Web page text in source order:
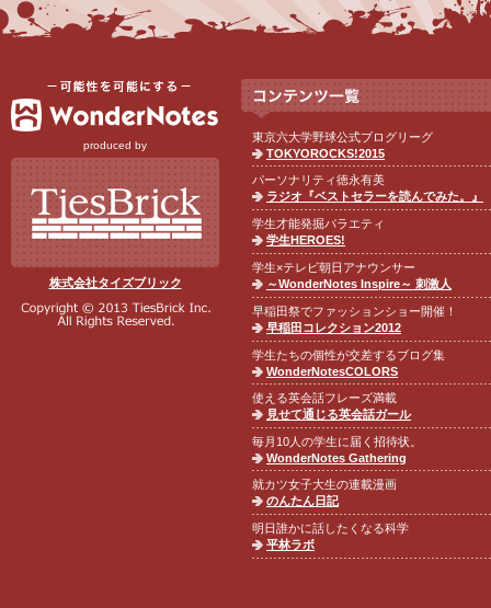
produced by
株式会社タイズブリック
東京六大学野球公式ブログリーグ
TOKYOROCKS!2015
パーソナリティ徳永有美
ラジオ『ベストセラーを読んでみた。』
学生才能発掘バラエティ
学生HEROES!
学生×テレビ朝日アナウンサー
～WonderNotes Inspire～ 刺激人
早稲田祭でファッションショー開催！
早稲田コレクション2012
学生たちの個性が交差するブログ集
WonderNotesCOLORS
使える英会話フレーズ満載
見せて通じる英会話ガール
毎月10人の学生に届く招待状。
WonderNotes Gathering
就カツ女子大生の連載漫画
のんたん日記
明日誰かに話したくなる科学
平林ラボ